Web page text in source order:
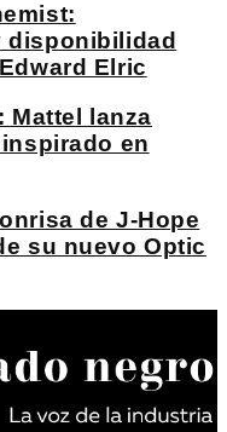
disponibilidad
Elric
Mattel lanza
en
de J-Hope
su nuevo Optic